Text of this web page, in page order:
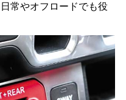
常やオフロードでも役